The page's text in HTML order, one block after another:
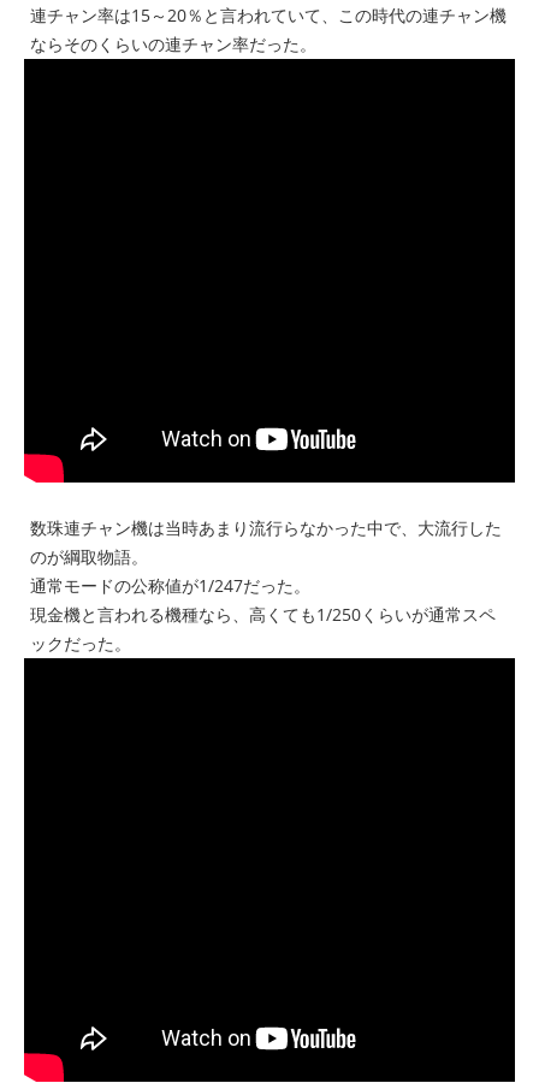
連チャン率は15～20％と言われていて、この時代の連チャン機
ならそのくらいの連チャン率だった。
数珠連チャン機は当時あまり流行らなかった中で、大流行した
のが綱取物語。
通常モードの公称値が1/247だった。
現金機と言われる機種なら、高くても1/250くらいが通常スペ
ックだった。